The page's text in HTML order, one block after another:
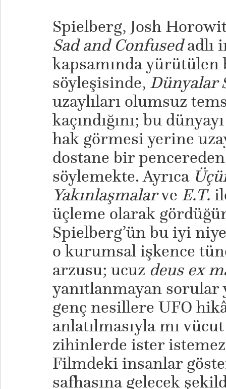
Spielberg, Josh
Sad and Confusedadlı
kapsamında yürütülen
söyleşisinde, Dünyalar
uzaylıları olumsuz
kaçındığını; bu
hak görmesi yerine
dostane bir
söylemekte. Ayrıca
Yakınlaşmalarve E.T.
üçleme olarak
Spielberg’ün bu iyi
o kurumsal işkence
arzusu; ucuz deus ex
yanıtlanmayan sorular
genç nesillere UFO
anlatılmasıyla mı
zihinlerde ister istemez
Filmdeki insanlar
safhasına gelecek